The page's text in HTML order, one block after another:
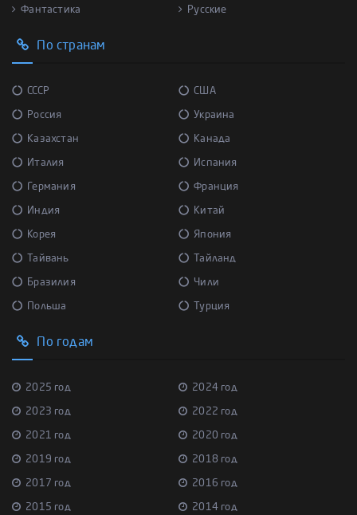
Фантастика Русские
По странам
СССР США
Россия Украина
Казахстан Канада
Италия Испания
Германия Франция
Индия Китай
Корея Япония
Тайвань Тайланд
Бразилия Чили
Польша Турция
По годам
2025 год 2024 год
2023 год 2022 год
2021 год 2020 год
2019 год 2018 год
2017 год 2016 год
2015 год 2014 год